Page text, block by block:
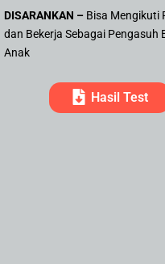
DISARANKAN – Bisa Mengikuti
dan Bekerja Sebagai Pengasuh
Anak
Hasil Test